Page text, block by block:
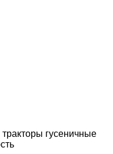
тракторы гусеничные